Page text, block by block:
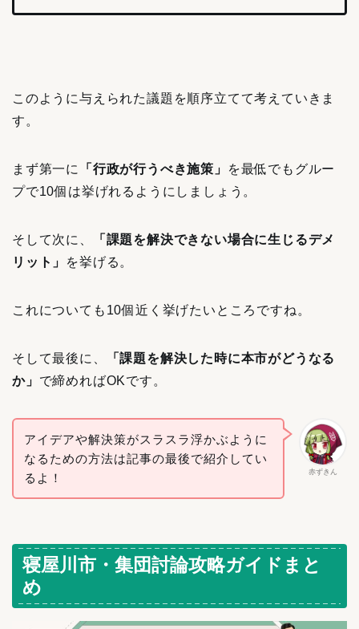
このように与えられた議題を順序立てて考えていきま
す。
まず第一に 「行政が行うべき施策」
を最低でもグルー
プで10個は挙げれるようにしましょう。
そして次に、
「課題を解決できない場合に生じるデメ
リット」
を挙げる。
これについても10個近く挙げたいところですね。
そして最後に、
「課題を解決した時に本市がどうなる
か」 で締めればOKです。
赤ずきん
アイデアや解決策がスラスラ浮かぶように
なるための方法は記事の最後で紹介してい
るよ！
寝屋川市・集団討論攻略ガイドまと
め